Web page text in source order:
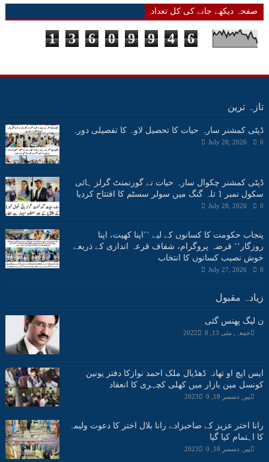
صفحہ دیکھے جانے کی کل تعداد
1 3 6 0 9 9 4 6
تازہ ترین
ڈپٹی کمشنر سارہ حیات کا تحصیل لاوہ کا تفصیلی دورہ
July 28, 2026 0
ڈپٹی کمشنر چکوال سارہ حیات نے گورنمنٹ گرلز ہائی
سکول نمبر 1 تلہ گنگ میں سولر سسٹم کا افتتاح کردیا
July 28, 2026 0
پنجاب حکومت کا کسانوں کے لیے ’’اپنا کھیت، اپنا
روزگار‘‘ قرضہ پروگرام، شفاف قرعہ اندازی کے ذریعے
خوش نصیب کسانوں کا انتخاب
July 27, 2026 0
زیادہ مقبول
ن لیگ پھنس گئی
جمعہ, مئی 13, 2022 0
ایس ایچ او تھانہ ڈھڈیال ملک احمد نوازکا دفتر یونین
کونسل مین بازار میں کھلی کچہری کا انعقاد
پیر, دسمبر 18, 2023 0
رانا اختر عزیز کے صاحبزادے رانا بلال اختر کا دعوت ولیمہ
کا اہتمام کیا گیا
پیر, دسمبر 18, 2023 0